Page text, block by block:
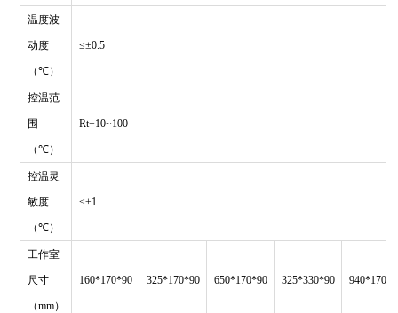
温度波
动度
（℃）
≤±0.5
控温范
围
（℃）
Rt+10~100
控温灵
敏度
（℃）
≤±1
工作室
尺寸
（mm）
160*170*90 325*170*90 650*170*90 325*330*90